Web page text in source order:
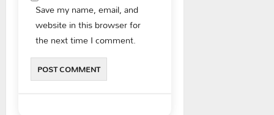
Save my name, email, and
website in this browser for
the next time I comment.